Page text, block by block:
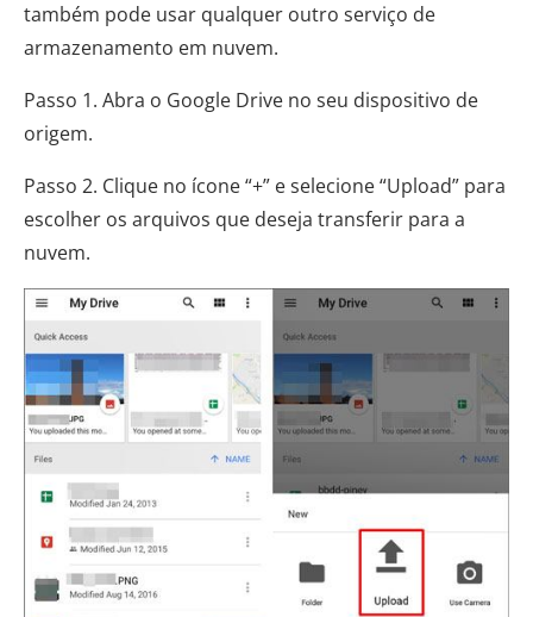
também pode usar qualquer outro serviço de
armazenamento em nuvem.
Passo 1. Abra o Google Drive no seu dispositivo de
origem.
Passo 2. Clique no ícone “+” e selecione “Upload” para
escolher os arquivos que deseja transferir para a
nuvem.